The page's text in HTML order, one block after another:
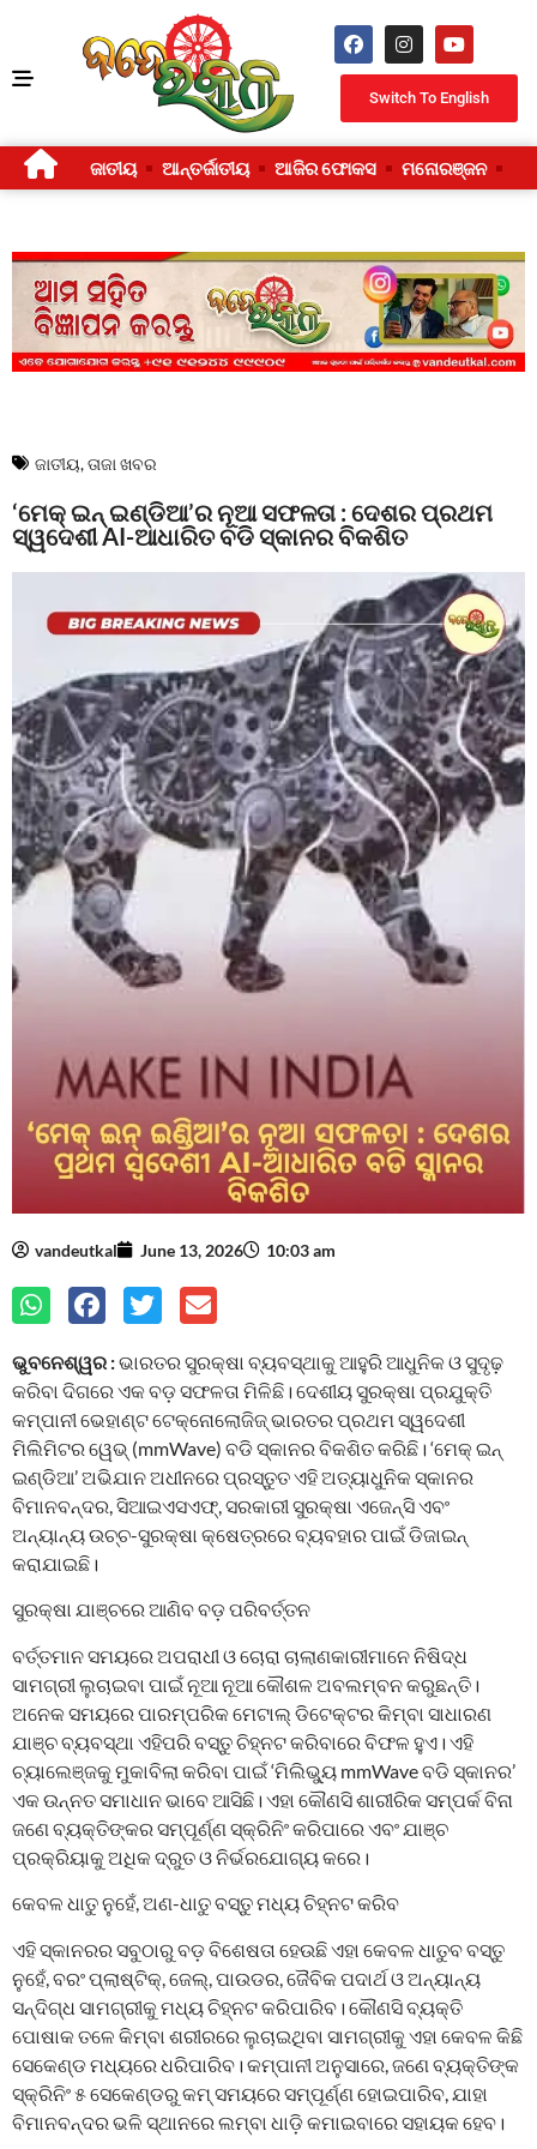
Switch To English
ଜାତୀୟ ଆନ୍ତର୍ଜାତୀୟ ଆଜିର ଫୋକସ ମନୋରଞ୍ଜନ
ଜାତୀୟ,ତାଜା ଖବର
‘ମେକ୍ ଇନ୍ ଇଣ୍ଡିଆ’ର ନୂଆ ସଫଳତା : ଦେଶର ପ୍ରଥମ
ସ୍ୱଦେଶୀ AI-ଆଧାରିତ ବଡି ସ୍କାନର ବିକଶିତ
vandeutkal June 13, 2026 10:03 am
ଭୁବନେଶ୍ୱର :ଭାରତର ସୁରକ୍ଷା ବ୍ୟବସ୍ଥାକୁ ଆହୁରି ଆଧୁନିକ ଓ ସୁଦୃଢ଼
କରିବା ଦିଗରେ ଏକ ବଡ଼ ସଫଳତା ମିଳିଛି। ଦେଶୀୟ ସୁରକ୍ଷା ପ୍ରଯୁକ୍ତି
କମ୍ପାନୀ ଭେହାଣ୍ଟ ଟେକ୍ନୋଲୋଜିଜ୍‌ ଭାରତର ପ୍ରଥମ ସ୍ୱଦେଶୀ
ମିଲିମିଟର ୱେଭ୍ (mmWave) ବଡି ସ୍କାନର ବିକଶିତ କରିଛି। ‘ମେକ୍ ଇନ୍
ଇଣ୍ଡିଆ’ ଅଭିଯାନ ଅଧୀନରେ ପ୍ରସ୍ତୁତ ଏହି ଅତ୍ୟାଧୁନିକ ସ୍କାନର
ବିମାନବନ୍ଦର, ସିଆଇଏସଏଫ୍‌, ସରକାରୀ ସୁରକ୍ଷା ଏଜେନ୍ସି ଏବଂ
ଅନ୍ୟାନ୍ୟ ଉଚ୍ଚ-ସୁରକ୍ଷା କ୍ଷେତ୍ରରେ ବ୍ୟବହାର ପାଇଁ ଡିଜାଇନ୍‌
କରାଯାଇଛି।
ସୁରକ୍ଷା ଯାଞ୍ଚରେ ଆଣିବ ବଡ଼ ପରିବର୍ତ୍ତନ
ବର୍ତ୍ତମାନ ସମୟରେ ଅପରାଧୀ ଓ ଚୋରା ଚାଲାଣକାରୀମାନେ ନିଷିଦ୍ଧ
ସାମଗ୍ରୀ ଲୁଚାଇବା ପାଇଁ ନୂଆ ନୂଆ କୌଶଳ ଅବଲମ୍ବନ କରୁଛନ୍ତି।
ଅନେକ ସମୟରେ ପାରମ୍ପରିକ ମେଟାଲ୍ ଡିଟେକ୍ଟର କିମ୍ବା ସାଧାରଣ
ଯାଞ୍ଚ ବ୍ୟବସ୍ଥା ଏହିପରି ବସ୍ତୁ ଚିହ୍ନଟ କରିବାରେ ବିଫଳ ହୁଏ। ଏହି
ଚ୍ୟାଲେଞ୍ଜକୁ ମୁକାବିଲା କରିବା ପାଇଁ ‘ମିଲିଭ୍ୟୁ mmWave ବଡି ସ୍କାନର’
ଏକ ଉନ୍ନତ ସମାଧାନ ଭାବେ ଆସିଛି। ଏହା କୌଣସି ଶାରୀରିକ ସମ୍ପର୍କ ବିନା
ଜଣେ ବ୍ୟକ୍ତିଙ୍କର ସମ୍ପୂର୍ଣ୍ଣ ସ୍କ୍ରିନିଂ କରିପାରେ ଏବଂ ଯାଞ୍ଚ
ପ୍ରକ୍ରିୟାକୁ ଅଧିକ ଦ୍ରୁତ ଓ ନିର୍ଭରଯୋଗ୍ୟ କରେ।
କେବଳ ଧାତୁ ନୁହେଁ, ଅଣ-ଧାତୁ ବସ୍ତୁ ମଧ୍ୟ ଚିହ୍ନଟ କରିବ
ଏହି ସ୍କାନରର ସବୁଠାରୁ ବଡ଼ ବିଶେଷତା ହେଉଛି ଏହା କେବଳ ଧାତୁବ ବସ୍ତୁ
ନୁହେଁ, ବରଂ ପ୍ଲାଷ୍ଟିକ୍‌, ଜେଲ୍‌, ପାଉଡର, ଜୈବିକ ପଦାର୍ଥ ଓ ଅନ୍ୟାନ୍ୟ
ସନ୍ଦିଗ୍ଧ ସାମଗ୍ରୀକୁ ମଧ୍ୟ ଚିହ୍ନଟ କରିପାରିବ। କୌଣସି ବ୍ୟକ୍ତି
ପୋଷାକ ତଳେ କିମ୍ବା ଶରୀରରେ ଲୁଚାଇଥିବା ସାମଗ୍ରୀକୁ ଏହା କେବଳ କିଛି
ସେକେଣ୍ଡ ମଧ୍ୟରେ ଧରିପାରିବ। କମ୍ପାନୀ ଅନୁସାରେ, ଜଣେ ବ୍ୟକ୍ତିଙ୍କ
ସ୍କ୍ରିନିଂ ୫ ସେକେଣ୍ଡରୁ କମ୍ ସମୟରେ ସମ୍ପୂର୍ଣ୍ଣ ହୋଇପାରିବ, ଯାହା
ବିମାନବନ୍ଦର ଭଳି ସ୍ଥାନରେ ଲମ୍ବା ଧାଡ଼ି କମାଇବାରେ ସହାୟକ ହେବ।